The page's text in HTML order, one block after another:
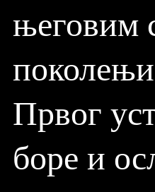
његовим
Првог
боре и